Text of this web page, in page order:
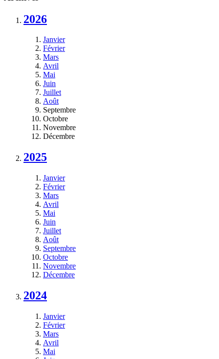
2026
Janvier
Février
Mars
Avril
Mai
Juin
Juillet
Août
Septembre
Octobre
Novembre
Décembre
2025
Janvier
Février
Mars
Avril
Mai
Juin
Juillet
Août
Septembre
Octobre
Novembre
Décembre
2024
Janvier
Février
Mars
Avril
Mai